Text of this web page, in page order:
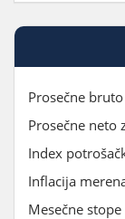
Prosečne
Prosečne neto
Index
Inflacija
Mesečne